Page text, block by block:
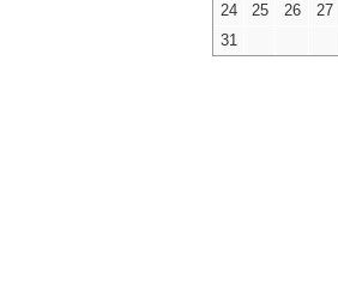
24
25 26 27
31